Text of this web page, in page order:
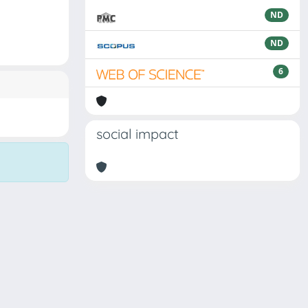
ND
ND
6
social impact